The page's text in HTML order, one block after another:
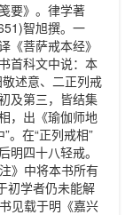
要》。律学著
智旭撰。一
《菩萨戒本经》
首科文中说：本
述意、二正列戒
及第三，皆结集
，出《瑜伽师地
。在“正列戒相”
明四十八轻戒。
》中将本书所有
初学者仍未能解
见载于明《嘉兴